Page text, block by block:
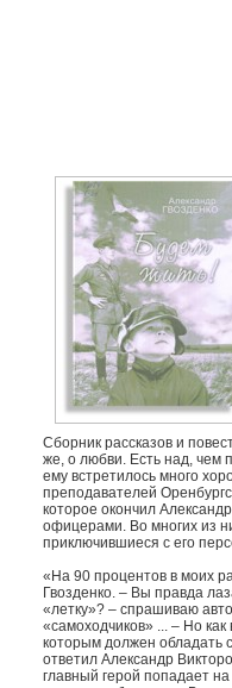
Сборник рассказов и
же, о любви. Есть над, чем
ему встретилось много
преподавателей
которое окончил
офицерами. Во многих из
приключившиеся с его
«На 90 процентов в моих
Гвозденко. – Вы правда
«летку»? – спрашиваю
«самоходчиков» ... – Но
которым должен обладать
ответил Александр
главный герой попадает